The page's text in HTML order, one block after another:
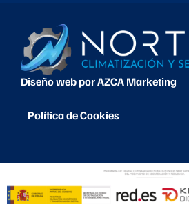
Diseño web por AZCA Marketing
Política de Cookies